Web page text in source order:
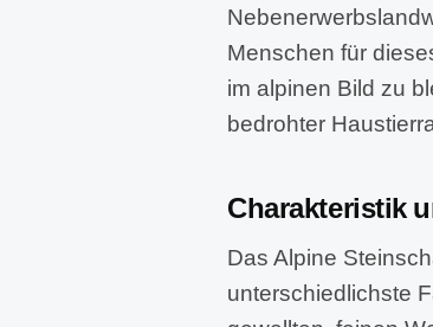
Menschen für
im alpinen Bild zu
bedrohter
Charakteristik
Das Alpine
unterschiedlichste